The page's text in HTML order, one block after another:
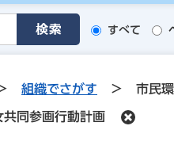
すべて
組織でさがす > 市民
同参画行動計画